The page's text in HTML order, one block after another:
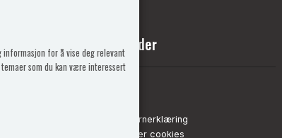
Mine sider
Personvernerklæring
Administrer cookies
for å vise deg relevant
som du kan være interessert